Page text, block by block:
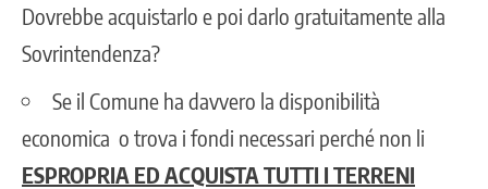
Dovrebbe acquistarlo e poi darlo gratuitamente alla
Sovrintendenza?
Se il Comune ha davvero la disponibilità
economica o trova i fondi necessari perché non li
ESPROPRIA ED ACQUISTA TUTTI I TERRENI